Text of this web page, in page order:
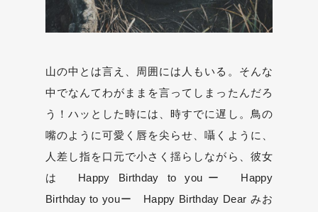
山の中とは言え、周囲には人もいる。そんな
中でなんてわがままを言ってしまったんだろ
う！ハッとした時には、時すでに遅し。鳥の
嘴のように可愛く唇を尖らせ、囁くように、
人差し指を口元で小さく揺らしながら、彼女
は Happy Birthday to youー Happy
Birthday to youー Happy Birthday Dear みお